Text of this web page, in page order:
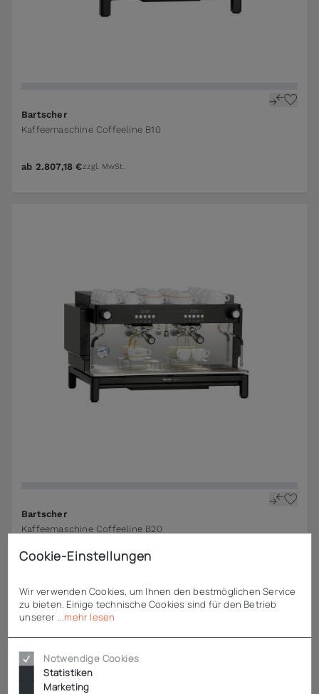
Bartscher
Kaffeemaschine Coffeeline B10
ab 2.807,18 €zzgl. MwSt.
Bartscher
Kaffeemaschine Coffeeline B20
Cookie-Einstellungen
Wir verwenden Cookies, um Ihnen den bestmöglichen Service
zu bieten. Einige technische Cookies sind für den Betrieb
unserer ...mehr lesen
Notwendige Cookies
Statistiken
Marketing